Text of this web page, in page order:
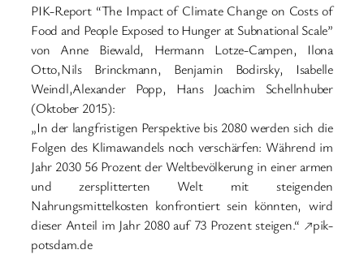
PIK-Report “The Impact of Climate Change on Costs of
Food and People Exposed to Hunger at Subnational Scale”
von Anne Biewald, Hermann Lotze-Campen, Ilona
Otto,Nils Brinckmann, Benjamin Bodirsky, Isabelle
Weindl,Alexander Popp, Hans Joachim Schellnhuber
(Oktober 2015):
„In der langfristigen Perspektive bis 2080 werden sich die
Folgen des Klimawandels noch verschärfen: Während im
Jahr 2030 56 Prozent der Weltbevölkerung in einer armen
und zersplitterten Welt mit steigenden
Nahrungsmittelkosten konfrontiert sein könnten, wird
dieser Anteil im Jahr 2080 auf 73 Prozent steigen.“ ↗pik-
potsdam.de